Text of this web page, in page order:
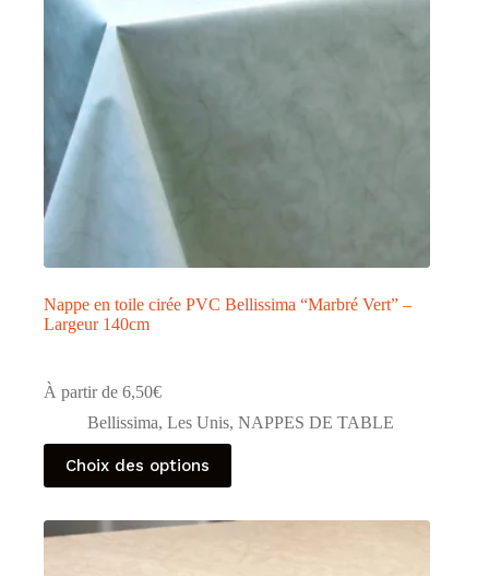
produit
Nappe en toile cirée PVC Bellissima “Marbré Vert” –
Largeur 140cm
À partir de 6,50€
Bellissima, Les Unis, NAPPES DE TABLE
Choix des options
Ce
produit
a
variations.